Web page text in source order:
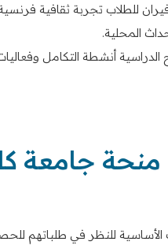
للطلاب تجربة ثقافية
المحلية.
الدراسية أنشطة التكامل
جامعة
الأساسية للنظر في طلباتهم